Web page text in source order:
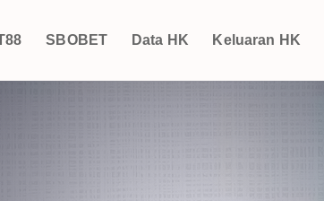
SBOBET Data HK Keluaran HK